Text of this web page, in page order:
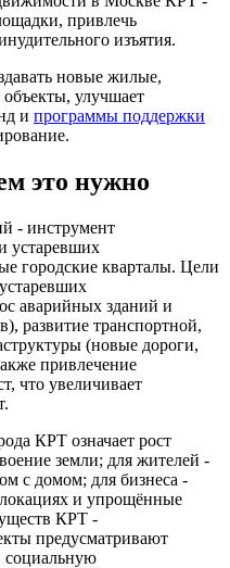
привлечь
изъятия.
новые жилые,
улучшает
и программы поддержки
это нужно
- инструмент
устаревших
городские кварталы. Цели
аварийных зданий и
развитие транспортной,
(новые дороги,
привлечение
что увеличивает
КРТ означает рост
земли; для жителей -
с домом; для бизнеса -
и упрощённые
КРТ -
предусматривают
социальную